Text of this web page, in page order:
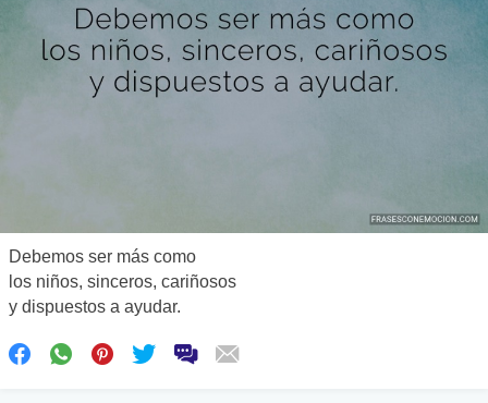
Debemos ser más como
los niños, sinceros, cariñosos
y dispuestos a ayudar.